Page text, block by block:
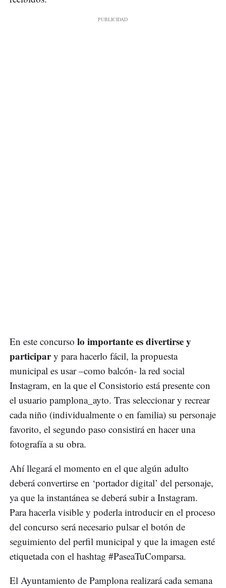
En este concurso lo importante es divertirse y
participary para hacerlo fácil, la propuesta
municipal es usar –como balcón- la red social
Instagram, en la que el Consistorio está presente con
el usuario pamplona_ayto. Tras seleccionar y recrear
cada niño (individualmente o en familia) su personaje
favorito, el segundo paso consistirá en hacer una
fotografía a su obra.
Ahí llegará el momento en el que algún adulto
deberá convertirse en ‘portador digital’ del personaje,
ya que la instantánea se deberá subir a Instagram.
Para hacerla visible y poderla introducir en el proceso
del concurso será necesario pulsar el botón de
seguimiento del perfil municipal y que la imagen esté
etiquetada con el hashtag #PaseaTuComparsa.
El Ayuntamiento de Pamplona realizará cada semana